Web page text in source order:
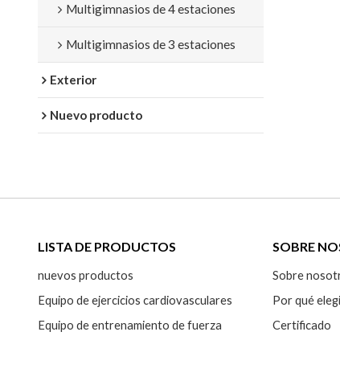
Multigimnasios de 4 estaciones
Multigimnasios de 3 estaciones
Exterior
Nuevo producto
LISTA DE PRODUCTOS
nuevos productos
Equipo de ejercicios cardiovasculares
Equipo de entrenamiento de fuerza
SOBRE
Sobre
Por qué
Certificado